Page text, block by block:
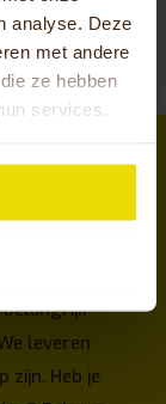
analyse. Deze
met andere
ze hebben
services.
belangrijk
leveren
Heb je